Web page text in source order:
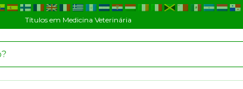
Títulos em Medicina Veterinária